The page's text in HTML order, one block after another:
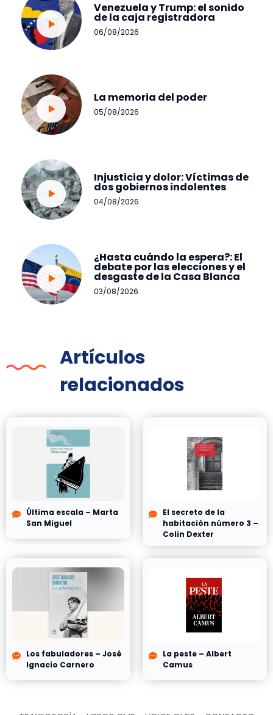
Venezuela y Trump: el sonido
de la caja registradora
06/08/2026
La memoria del poder
05/08/2026
Injusticia y dolor: Víctimas de
dos gobiernos indolentes
04/08/2026
¿Hasta cuándo la espera?: El
debate por las elecciones y el
desgaste de la Casa Blanca
03/08/2026
Artículos
relacionados
Última escala – Marta
San Miguel
El secreto de la
habitación número 3 –
Colin Dexter
Los fabuladores – José
Ignacio Carnero
La peste – Albert
Camus